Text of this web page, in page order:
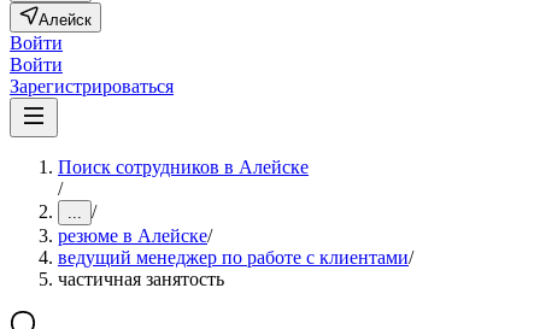
Алейск
Войти
Войти
Зарегистрироваться
Поиск сотрудников в Алейске
/
... /
резюме в Алейске/
ведущий менеджер по работе с клиентами/
частичная занятость